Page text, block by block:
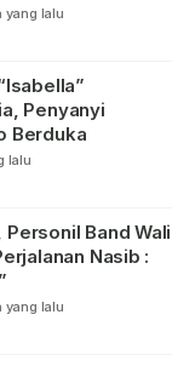
yang lalu
Penyanyi
Berduka
lalu
Personil Band Wali
Nasib :
yang lalu